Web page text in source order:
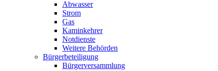
Abwasser
Strom
Gas
Kaminkehrer
Notdienste
Weitere Behörden
Bürgerbeteiligung
Bürgerversammlung